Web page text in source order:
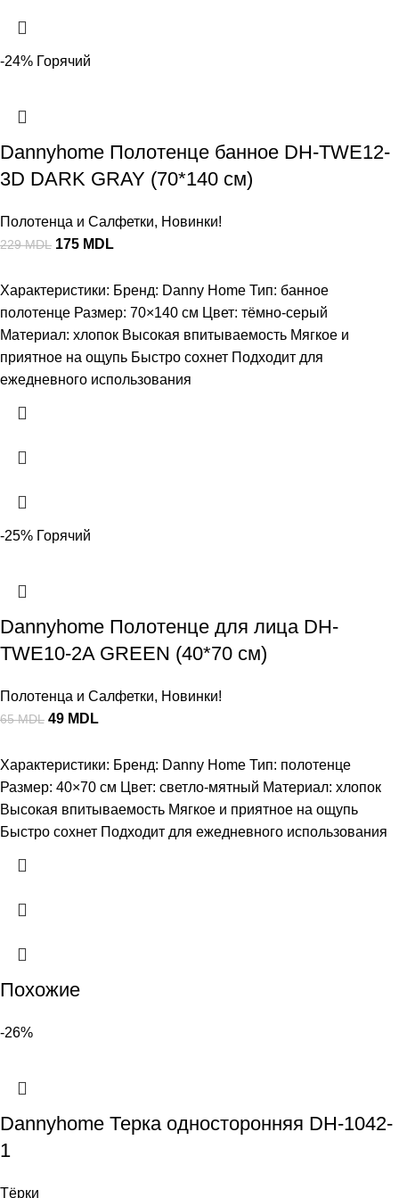
-24% Горячий
Dannyhome Полотенце банное DH-TWE12-
3D DARK GRAY (70*140 см)
Полотенца и Салфетки, Новинки!
229MDL 175 MDL
Характеристики: Бренд: Danny Home Тип: банное
полотенце Размер: 70×140 см Цвет: тёмно-серый
Материал: хлопок Высокая впитываемость Мягкое и
приятное на ощупь Быстро сохнет Подходит для
ежедневного использования
-25% Горячий
Dannyhome Полотенце для лица DH-
TWE10-2A GREEN (40*70 см)
Полотенца и Салфетки, Новинки!
65MDL 49 MDL
Характеристики: Бренд: Danny Home Тип: полотенце
Размер: 40×70 см Цвет: светло-мятный Материал: хлопок
Высокая впитываемость Мягкое и приятное на ощупь
Быстро сохнет Подходит для ежедневного использования
Похожие
-26%
Dannyhome Терка односторонняя DH-1042-
1
Тёрки